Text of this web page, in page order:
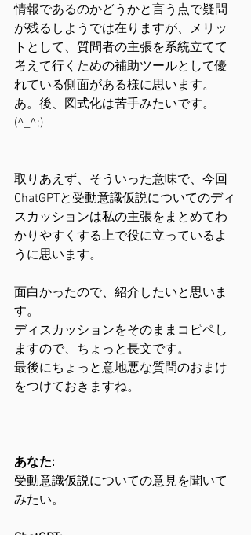
情報であるのかどうかと言う点で疑問
が残るしようでは在りますが、メリッ
トとして、質問者の主張を系統立てて
考えて行くための補助ツールとして優
れている側面がある様に思います。
あ。後、図式化は苦手みたいです。
(^_^;)
取りあえず、そういった意味で、今回
ChatGPTと受動意識仮説についてのディ
スカッションは私の主張をまとめてわ
かりやすくする上で役に立っているよ
うに思います。
面白かったので、紹介したいと思いま
す。
ディスカッションをそのままコピペし
ますので、ちょっと長文です。
最後にちょっと意地悪な質問のおまけ
をつけておきますね。
あなた:
受動意識仮説についての意見を聞いて
みたい。